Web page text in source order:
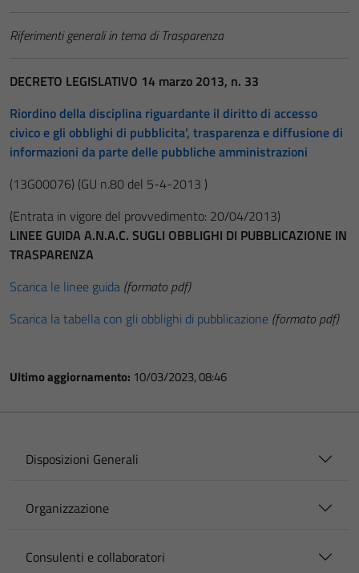
Riferimenti generali in tema di Trasparenza
DECRETO LEGISLATIVO 14 marzo 2013, n. 33
Riordino della disciplina riguardante il diritto di accesso
civico e gli obblighi di pubblicita’, trasparenza e diffusione di
informazioni da parte delle pubbliche amministrazioni
(13G00076) (GU n.80 del 5-4-2013 )
(Entrata in vigore del provvedimento: 20/04/2013)
LINEE GUIDA A.N.A.C. SUGLI OBBLIGHI DI PUBBLICAZIONE IN
TRASPARENZA
Scarica le linee guida (formato pdf)
Scarica la tabella con gli obblighi di pubblicazione (formato pdf)
Ultimo aggiornamento: 10/03/2023, 08:46
Disposizioni Generali
Organizzazione
Consulenti e collaboratori